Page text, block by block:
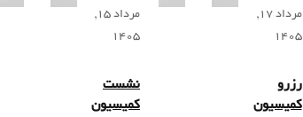
مرداد 17,
1405
رزرو
کمیسیون
مرداد 15,
1405
نشست
کمیسیون